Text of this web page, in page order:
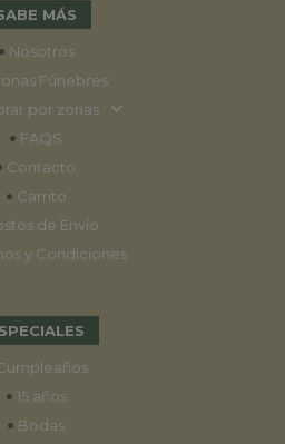
MÁS
• Nosotros
Fúnebres
por zonas
• FAQS
Contacto
• Carrito
de Envío
y Condiciones
• 15 años
• Bodas